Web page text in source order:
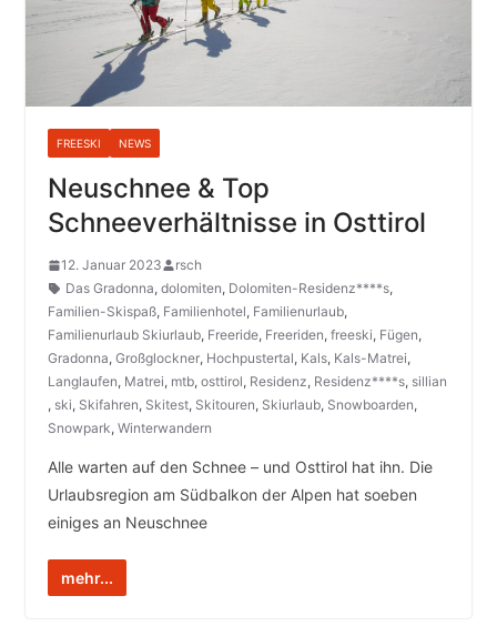
FREESKI NEWS
Neuschnee & Top
Schneeverhältnisse in Osttirol
12. Januar 2023
rsch
Das Gradonna, dolomiten, Dolomiten-Residenz****s,
Familien-Skispaß, Familienhotel, Familienurlaub,
Familienurlaub Skiurlaub, Freeride, Freeriden, freeski, Fügen,
Gradonna, Großglockner, Hochpustertal, Kals, Kals-Matrei,
Langlaufen, Matrei, mtb, osttirol, Residenz, Residenz****s, sillian
, ski, Skifahren, Skitest, Skitouren, Skiurlaub, Snowboarden,
Snowpark, Winterwandern
Alle warten auf den Schnee – und Osttirol hat ihn. Die
Urlaubsregion am Südbalkon der Alpen hat soeben
einiges an Neuschnee
mehr...